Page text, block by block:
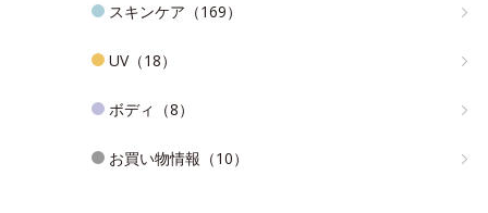
スキンケア（169）
UV（18）
ボディ（8）
お買い物情報（10）